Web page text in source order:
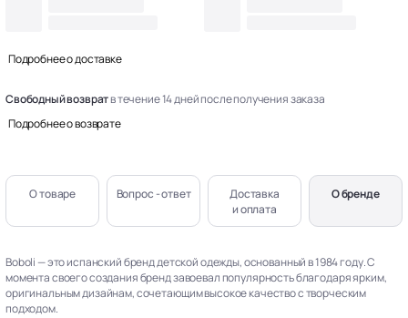
Подробнее о доставке
Свободный возвратв течение 14 дней после получения заказа
Подробнее о возврате
О товаре Вопрос - ответ
Доставка
и оплата
О бренде
Boboli — это испанский бренд детской одежды, основанный в 1984 году. С
момента своего создания бренд завоевал популярность благодаря ярким,
оригинальным дизайнам, сочетающим высокое качество с творческим
подходом.